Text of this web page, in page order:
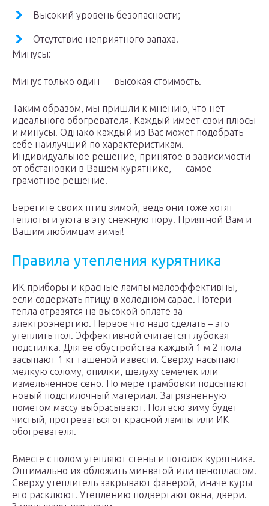
Высокий уровень безопасности;
Отсутствие неприятного запаха.
Минусы:
Минус только один — высокая стоимость.
Таким образом, мы пришли к мнению, что нет
идеального обогревателя. Каждый имеет свои плюсы
и минусы. Однако каждый из Вас может подобрать
себе наилучший по характеристикам.
Индивидуальное решение, принятое в зависимости
от обстановки в Вашем курятнике, — самое
грамотное решение!
Берегите своих птиц зимой, ведь они тоже хотят
теплоты и уюта в эту снежную пору! Приятной Вам и
Вашим любимцам зимы!
Правила утепления курятника
ИК приборы и красные лампы малоэффективны,
если содержать птицу в холодном сарае. Потери
тепла отразятся на высокой оплате за
электроэнергию. Первое что надо сделать – это
утеплить пол. Эффективной считается глубокая
подстилка. Для ее обустройства каждый 1 м 2 пола
засыпают 1 кг гашеной извести. Сверху насыпают
мелкую солому, опилки, шелуху семечек или
измельченное сено. По мере трамбовки подсыпают
новый подстилочный материал. Загрязненную
пометом массу выбрасывают. Пол всю зиму будет
чистый, прогреваться от красной лампы или ИК
обогревателя.
Вместе с полом утепляют стены и потолок курятника.
Оптимально их обложить минватой или пенопластом.
Сверху утеплитель закрывают фанерой, иначе куры
его расклюют. Утеплению подвергают окна, двери.